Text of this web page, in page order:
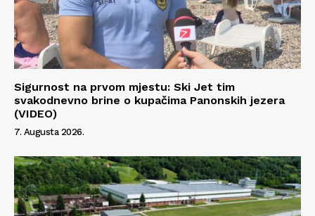
Sigurnost na prvom mjestu: Ski Jet tim
svakodnevno brine o kupačima Panonskih jezera
(VIDEO)
7. Augusta 2026.